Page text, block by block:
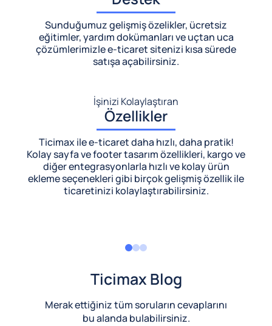
Sunduğumuz gelişmiş özelikler, ücretsiz
eğitimler, yardım dokümanları ve uçtan uca
çözümlerimizlee-ticaret sitenizi kısa sürede
satışa açabilirsiniz.
İşinizi Kolaylaştıran
Özellikler
Ticimax ile e-ticaret daha hızlı, daha pratik!
Kolay sayfa ve footer tasarım özellikleri, kargo ve
diğer entegrasyonlarla hızlı ve kolay ürün
ekleme seçenekleri gibi birçok gelişmiş özellik ile
ticaretinizi kolaylaştırabilirsiniz.
Ticimax Blog
Merak ettiğiniz tüm soruların cevaplarını
bu alanda bulabilirsiniz.